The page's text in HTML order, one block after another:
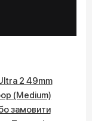
2 49mm
(Medium)
замовити